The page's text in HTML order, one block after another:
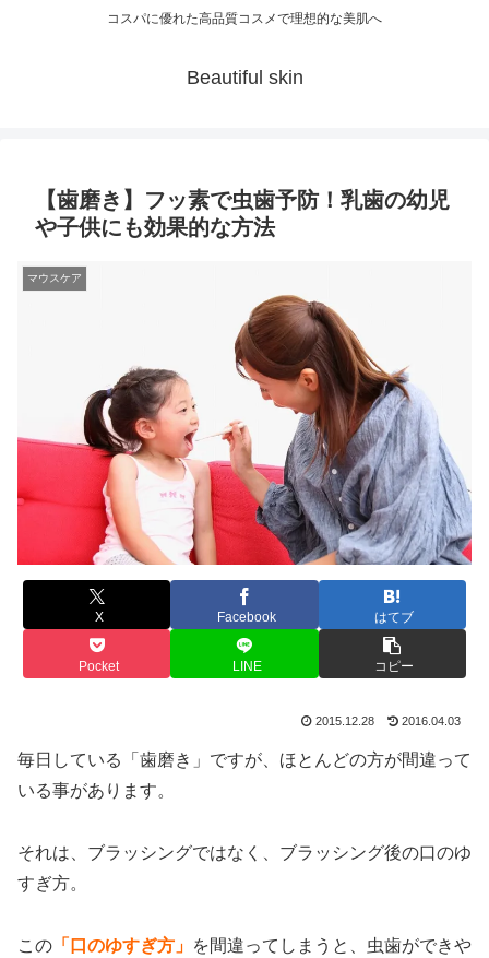
コスパに優れた高品質コスメで理想的な美肌へ
Beautiful skin
【歯磨き】フッ素で虫歯予防！乳歯の幼児
や子供にも効果的な方法
マウスケア
X Facebook はてブ
Pocket LINE コピー
2015.12.28 2016.04.03
毎日している「歯磨き」ですが、ほとんどの方が間違って
いる事があります。
それは、ブラッシングではなく、ブラッシング後の口のゆ
すぎ方。
この 「口のゆすぎ方」 を間違ってしまうと、虫歯ができや